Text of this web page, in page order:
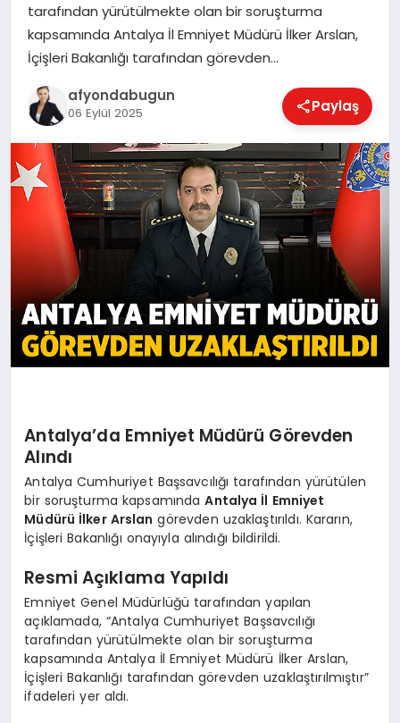
MAGAZIN
SAĞLIK
SIYASET
YAŞAM
tarafından yürütülmekte olan bir soruşturma
kapsamında Antalya İl Emniyet Müdürü İlker Arslan,
İçişleri Bakanlığı tarafından görevden…
afyondabugun
06 Eylül 2025 Paylaş
Antalya’da Emniyet Müdürü Görevden
Alındı
Antalya Cumhuriyet Başsavcılığı tarafından yürütülen
bir soruşturma kapsamındaAntalya İl Emniyet
Müdürü İlker Arslan görevden uzaklaştırıldı. Kararın,
İçişleri Bakanlığı onayıyla alındığı bildirildi.
Resmi Açıklama Yapıldı
Emniyet Genel Müdürlüğü tarafından yapılan
açıklamada, “Antalya Cumhuriyet Başsavcılığı
tarafından yürütülmekte olan bir soruşturma
kapsamında Antalya İl Emniyet Müdürü İlker Arslan,
İçişleri Bakanlığı tarafından görevden uzaklaştırılmıştır”
ifadeleri yer aldı.